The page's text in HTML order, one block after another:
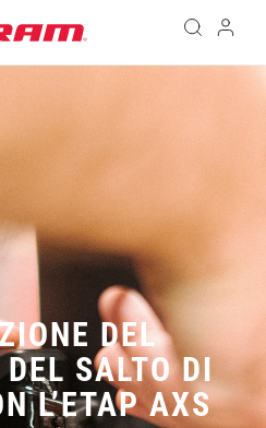
DEL
SALTO DI
L’ETAP AXS